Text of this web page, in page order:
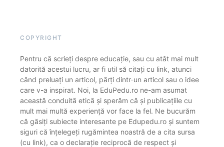
COPYRIGHT
Pentru că scrieți despre educație, sau cu atât mai mult
datorită acestui lucru, ar fi util să citați cu link, atunci
când preluați un articol, părți dintr-un articol sau o idee
care v-a inspirat. Noi, la EduPedu.ro ne-am asumat
această conduită etică și sperăm că și publicațiile cu
mult mai multă experiență vor face la fel. Ne bucurăm
că găsiți subiecte interesante pe Edupedu.ro și suntem
siguri că înțelegeți rugămintea noastră de a cita sursa
(cu link), ca o declarație reciprocă de respect și